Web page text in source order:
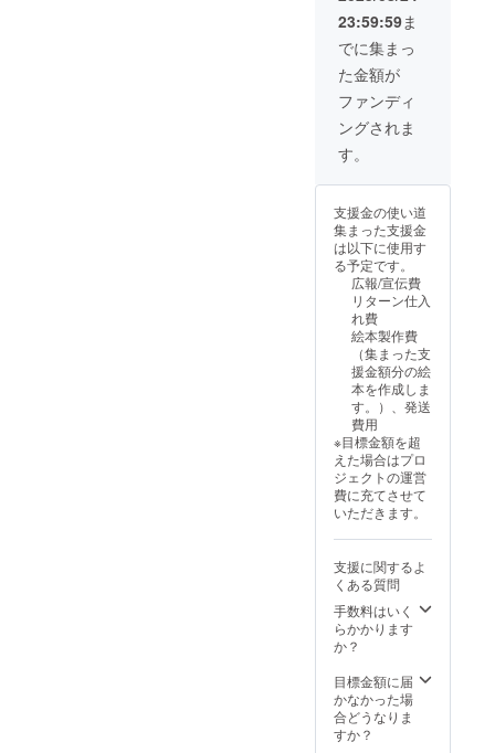
交換や
お釣り
の受け
取りに
は使用
できま
せん。
【ひと
舞台と
なった
町・黒
島を訪
れ、そ
の風景
や空気
を感じ
ていた
だけた
ら──。
ゲスト
ハウス
黒島様
の活動
を応援
しなが
ら、震
災を経
た今の
町
を“そっ
と歩い
てみ
る”。 そ
んな時
心に何
かを届
けてく
る「ゲ
ストハ
ウス黒
島様」
を応援
したい
という
気持ち
た、復
チケッ
トで
す。 ※
宿泊費
には使
用でき
ん。宿
泊およ
び体験
にかか
る費用
援者様
ご自身
でご負
担をお
願いい
たしま
た、ご
予約も
支援者
様ご自
身にて
いたし
ます。
チケッ
トは現
もリ
ターン
の内容
は同じ
です。
載させ
ていた
だきま
す。 ・
お礼の
メッ
セージ
・絵本1
ファン
グ増刷
分の絵
本の帯
に掲
載 ・
企業名
人名 文
字のみ
記載 ・
ご支援
時に必
欄に掲
載を希
望され
るお名
前をご
記入く
※ こち
らのプ
ランに
つきま
して
社会的
勢力お
よびそ
れに準
23:59:59ま
でに集まっ
た金額が
ファンディ
ングされま
す。
支援金の使い道
集まった支援金
は以下に使用す
る予定です。
広報/宣伝費
リターン仕入
れ費
絵本製作費
（集まった支
援金額分の絵
本を作成しま
す。）、発送
費用
※目標金額を超
えた場合はプロ
ジェクトの運営
費に充てさせて
いただきます。
支援に関するよ
くある質問
手数料はいく
らかかります
か？
目標金額に届
かなかった場
合どうなりま
すか？